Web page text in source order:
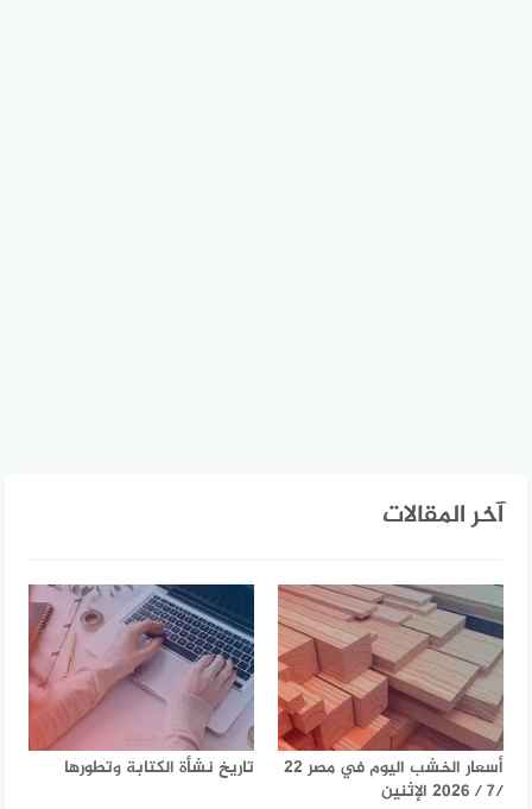
آخر المقالات
أسعار الخشب اليوم في مصر 22
/7 / 2026 الإثنين
تاريخ نشأة الكتابة وتطورها